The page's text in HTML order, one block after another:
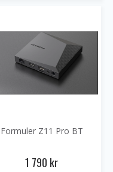
Formuler Z11 Pro BT
1 790 kr